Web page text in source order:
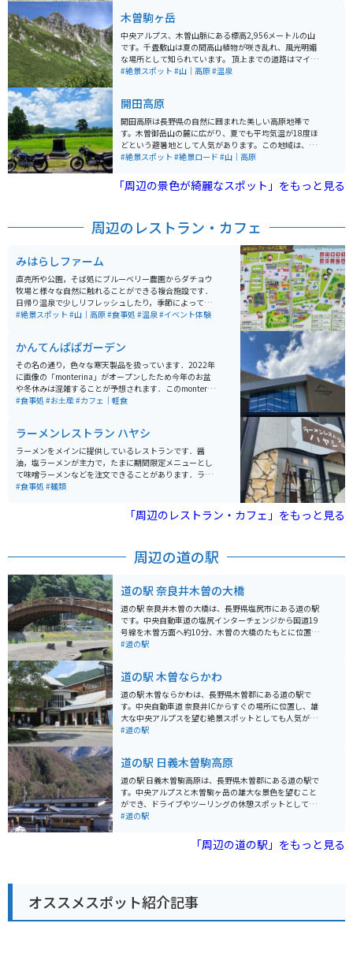
木曽駒ヶ岳
中央アルプス、木曽山脈にある標高2,956メートルの山
です。千畳敷山は夏の間高山植物が咲き乱れ、風光明媚
な場所として知られています。 頂上までの道路はマイカ
ー規制があるため、車やバイクでのアクセスはできませ
#絶景スポット #山｜高原#温泉
開田高原
開田高原は長野県の自然に囲まれた美しい高原地帯で
す。木曽御岳山の麓に広がり、夏でも平均気温が18度ほ
どという避暑地として人気があります。この地域は、
「木曽馬とそばのふるさと」としても有名で、新鮮な空
できるのが醍醐味です。 空気が澄んでいて天気が良けれ
ば御嶽山が見えたり、飲食店やキャンプ場もあるので観
らいになると蕎麦の花が一面に咲くのでそれを見にいく
#絶景スポット #絶景ロード #山｜高原
「周辺の景色が綺麗なスポット」をもっと見る
周辺のレストラン・カフェ
みはらしファーム
直売所や公園，そば処にブルーベリー農園からダチョウ
牧場と様々な自然に触れることができる複合施設です．
日帰り温泉で少しリフレッシュしたり，季節によっては
果物や野菜の収穫体験ができたり，キックバイク体験コ
#絶景スポット #山｜高原#食事処 #温泉#イベント体験
かんてんぱぱガーデン
その名の通り，色々な寒天製品を扱っています．2022年
に画像の「monterina」がオープンしたため今年のお盆
や冬休みは混雑することが予想されます．このmonterin
aは，寒天に限らず，全国の珍味や長野県の地酒(日本酒)
ん．
#食事処 #お土産#カフェ｜軽食
ラーメンレストラン ハヤシ
ラーメンをメインに提供しているレストランです．醤
油，塩ラーメンが主力で，たまに期間限定メニューとし
て味噌ラーメンなどを注文できることがあります．ラー
メン屋としては珍しく，味の濃さの調節ができます．醤
ると思います．公式サイトではないのですが，店主さん
がInstagramをやっているので，リアルタイムに近いお
#食事処 #麺類
「周辺のレストラン・カフェ」をもっと見る
周辺の道の駅
道の駅 奈良井木曽の大橋
道の駅 奈良井木曽の大橋は、長野県塩尻市にある道の駅
です。中央自動車道の塩尻インターチェンジから国道19
号線を木曽方面へ約10分、木曽の大橋のたもとに位置し
ています。 ここは、中山道の宿場町として栄えた奈良井
大橋や、江戸時代の宿場町の面影を残す奈良井宿など、
歴史を感じさせる観光スポットが多くあります。 道の駅
には、地元の特産品を販売する直売所やレストラン、観
光案内所などがあり、ドライブの休憩スポットとして最
適です。また、木曽の大橋を一望できる展望台もあり、
す。ツーリングの休憩場所としてはもちろん、周辺の観
光拠点としても利用できます。 地元の名産品としては、
木曽漆器や木曽節があります。木曽漆器は、美しい光沢
と堅牢さが特徴で、お土産に最適です。木曽節は、木曽
地方に伝わる民謡で、力強い歌声が魅力です。道の駅で
購入することができます。
#道の駅
道の駅 木曽ならかわ
道の駅 木曽ならかわは、長野県木曽郡にある道の駅で
す。中央自動車道 奈良井ICからすぐの場所に位置し、雄
大な中央アルプスを望む絶景スポットとしても人気があ
ります。 道の駅には、地元の特産品を販売するショップ
た、観光案内所では、周辺の観光スポットやハイキング
コースなどの情報を 얻ることもできます。 バイクで訪れ
る場合、道の駅には広い駐車場が完備されているので安
心です。ツーリングの休憩場所として立ち寄るのも良い
でしょう。周辺には、美しい山岳道路や峠道が多く、バ
わ周辺には、奈良井宿や妻籠宿といった歴史的な宿場町
があります。江戸時代の面影を残す街並みを散策した
#道の駅
道の駅 日義木曽駒高原
道の駅 日義木曽駒高原は、長野県木曽郡にある道の駅で
す。中央アルプスと木曽駒ヶ岳の雄大な景色を望むこと
ができ、ドライブやツーリングの休憩スポットとして人
気です。 地元の特産品を販売するショップでは、新鮮な
のが揃っています。レストランでは、地元産の食材を使
った郷土料理や、信州そばなどが味わえます。 バイクで
ツーリングの拠点としても最適です。
#道の駅
「周辺の道の駅」をもっと見る
オススメスポット紹介記事